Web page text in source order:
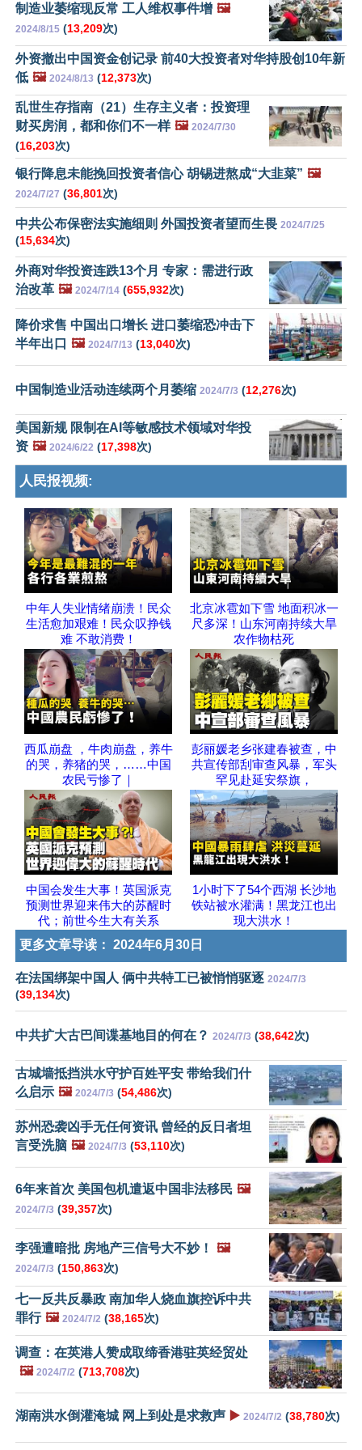
制造业萎缩现反常 工人维权事件增 🖼️
2024/8/15 (13,209次)
外资撤出中国资金创记录 前40大投资者对华持股创10年新
低 🖼️ 2024/8/13 (12,373次)
乱世生存指南（21）生存主义者：投资理
财买房润，都和你们不一样 🖼️ 2024/7/30
(16,203次)
银行降息未能挽回投资者信心 胡锡进熬成“大韭菜” 🖼️
2024/7/27 (36,801次)
中共公布保密法实施细则 外国投资者望而生畏 2024/7/25
(15,634次)
外商对华投资连跌13个月 专家：需进行政
治改革 🖼️ 2024/7/14 (655,932次)
降价求售 中国出口增长 进口萎缩恐冲击下
半年出口 🖼️ 2024/7/13 (13,040次)
中国制造业活动连续两个月萎缩 2024/7/3 (12,276次)
美国新规 限制在AI等敏感技术领域对华投
资 🖼️ 2024/6/22 (17,398次)
人民报视频:
中年人失业情绪崩溃！民众
生活愈加艰难！民众叹挣钱
难 不敢消费！
北京冰雹如下雪 地面积冰一
尺多深！山东河南持续大旱
农作物枯死
西瓜崩盘 ，牛肉崩盘，养牛
的哭，养猪的哭，……中国
农民亏惨了｜
彭丽媛老乡张建春被查，中
共宣传部刮审查风暴，军头
罕见赴延安祭旗，
中国会发生大事！英国派克
预测世界迎来伟大的苏醒时
代；前世今生大有关系
1小时下了54个西湖 长沙地
铁站被水灌满！黑龙江也出
现大洪水！
更多文章导读： 2024年6月30日
在法国绑架中国人 俩中共特工已被悄悄驱逐 2024/7/3
(39,134次)
中共扩大古巴间谍基地目的何在？ 2024/7/3 (38,642次)
古城墙抵挡洪水守护百姓平安 带给我们什
么启示 🖼️ 2024/7/3 (54,486次)
苏州恐袭凶手无任何资讯 曾经的反日者坦
言受洗脑 🖼️ 2024/7/3 (53,110次)
6年来首次 美国包机遣返中国非法移民 🖼️
2024/7/3 (39,357次)
李强遭暗批 房地产三信号大不妙！ 🖼️
2024/7/3 (150,863次)
七一反共反暴政 南加华人烧血旗控诉中共
罪行 🖼️ 2024/7/2 (38,165次)
调查：在英港人赞成取缔香港驻英经贸处
🖼️ 2024/7/2 (713,708次)
湖南洪水倒灌淹城 网上到处是求救声 ▶️ 2024/7/2 (38,780次)